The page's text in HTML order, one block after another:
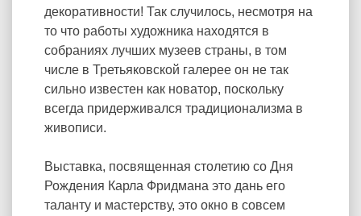
декоративности! Так случилось, несмотря на
то что работы художника находятся в
собраниях лучших музеев страны, в том
числе в Третьяковской галерее он не так
сильно известен как новатор, поскольку
всегда придерживался традиционализма в
живописи.
Выставка, посвященная столетию со Дня
Рождения Карла Фридмана это дань его
таланту и мастерству, это окно в совсем